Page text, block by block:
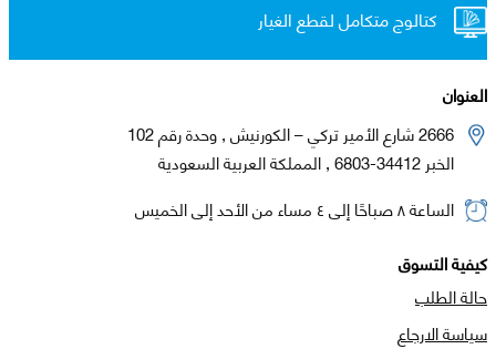
كتالوج متكامل لقطع الغيار
العنوان
2666 شارع الأمير تركي – الكورنيش , وحدة رقم 102
الخبر 34412-6803 , المملكة العربية السعودية
الساعة ٨ صباحًا إلى ٤ مساء من الأحد إلى الخميس
كيفية التسوق
حالة الطلب
سياسة الارجاع